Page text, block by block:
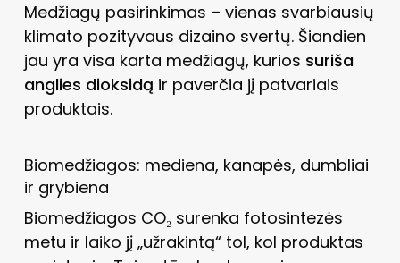
Medžiagų pasirinkimas – vienas svarbiausių
klimato pozityvaus dizaino svertų. Šiandien
jau yra visa karta medžiagų, kurios suriša
anglies dioksidą ir paverčia jį patvariais
produktais.
Biomedžiagos: mediena, kanapės, dumbliai
ir grybiena
Biomedžiagos CO₂ surenka fotosintezės
metu ir laiko jį „užrakintą“ tol, kol produktas